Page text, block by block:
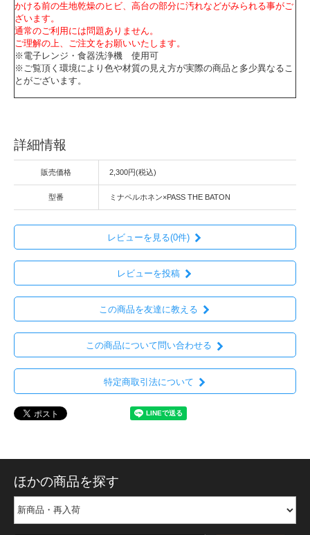
かける前の生地乾燥のヒビ、高台の部分に汚れなどがみられる事がご
ざいます。
通常のご利用には問題ありません。
ご理解の上、ご注文をお願いいたします。
※電子レンジ・食器洗浄機 使用可
※ご覧頂く環境により色や材質の見え方が実際の商品と多少異なるこ
とがございます。
詳細情報
販売価格 2,300円(税込)
型番 ミナペルホネン×PASS THE BATON
レビューを見る(0件)
レビューを投稿
この商品を友達に教える
この商品について問い合わせる
特定商取引法について
ほかの商品を探す